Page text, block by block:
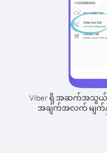
Viber ရှိ အဆက်အသွယ်
အချက်အလက် မျက်နှာ